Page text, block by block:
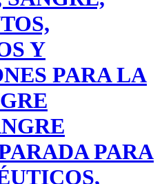
Y
PARA LA
PARA